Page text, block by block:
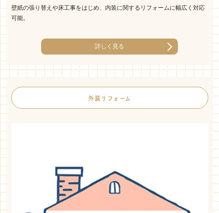
壁紙の張り替えや床工事をはじめ、内装に関するリフォームに幅広く対応
可能。
詳しく見る
外装リフォーム